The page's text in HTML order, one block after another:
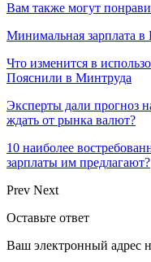
Вам также могут
Минимальная зарплата в
Что изменится в
Пояснили в Минтруда
Эксперты дали прогноз
ждать от рынка валют?
10 наиболее
зарплаты им предлагают?
Prev Next
Оставьте ответ
Ваш электронный адрес